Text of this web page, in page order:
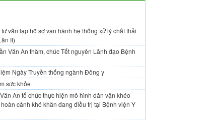
vấn lập hồ sơ vận hành hệ thống xử lý chất thải
II)
Văn An thăm, chúc Tết nguyên Lãnh đạo Bệnh
Ngày Truyền thống ngành Đông y
sức khỏe
An tổ chức thực hiện mô hình dân vận khéo
cảnh khó khăn đang điều trị tại Bệnh viện Y